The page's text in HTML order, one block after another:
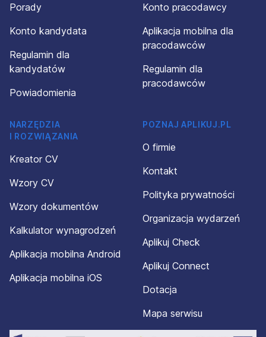
Porady
Konto kandydata
Regulamin dla
kandydatów
Powiadomienia
Konto pracodawcy
Aplikacja mobilna dla
pracodawców
Regulamin dla
pracodawców
NARZĘDZIA
I ROZWIĄZANIA
Kreator CV
Wzory CV
Wzory dokumentów
Kalkulator wynagrodzeń
Aplikacja mobilna Android
Aplikacja mobilna iOS
POZNAJ APLIKUJ.PL
O firmie
Kontakt
Polityka prywatności
Organizacja wydarzeń
Aplikuj Check
Aplikuj Connect
Dotacja
Mapa serwisu